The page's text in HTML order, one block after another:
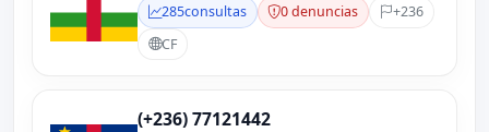
285consultas 0 denuncias
+236
CF
(+236) 77121442